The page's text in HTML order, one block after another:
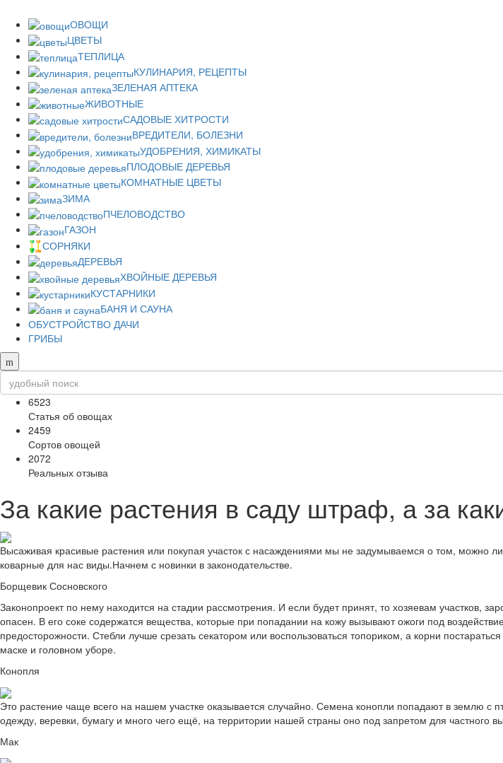
ОВОЩИ
ЦВЕТЫ
ТЕПЛИЦА
КУЛИНАРИЯ, РЕЦЕПТЫ
ЗЕЛЕНАЯ АПТЕКА
ЖИВОТНЫЕ
САДОВЫЕ ХИТРОСТИ
ВРЕДИТЕЛИ, БОЛЕЗНИ
УДОБРЕНИЯ, ХИМИКАТЫ
ПЛОДОВЫЕ ДЕРЕВЬЯ
КОМНАТНЫЕ ЦВЕТЫ
ЗИМА
ПЧЕЛОВОДСТВО
ГАЗОН
СОРНЯКИ
ДЕРЕВЬЯ
ХВОЙНЫЕ ДЕРЕВЬЯ
КУСТАРНИКИ
БАНЯ И САУНА
ОБУСТРОЙСТВО ДАЧИ
ГРИБЫ
6523
Статья об овощах
2459
Сортов овощей
2072
Реальных отзыва
За какие растения в саду штраф, а за
Высаживая красивые растения или покупая участок с насаждениями мы не задумываемся о том,
коварные для нас виды.Начнем с новинки в законодательстве.
Борщевик Сосновского
Законопроект по нему находится на стадии рассмотрения. И если будет принят, то хозяевам
опасен. В его соке содержатся вещества, которые при попадании на кожу вызывают ожоги под
предосторожности. Стебли лучше срезать секатором или воспользоваться топориком, а корни
маске и головном уборе.
Конопля
Это растение чаще всего на нашем участке оказывается случайно. Семена конопли попадают в землю с
одежду, веревки, бумагу и много чего ещё, на территории нашей страны оно под запретом для частного
Мак